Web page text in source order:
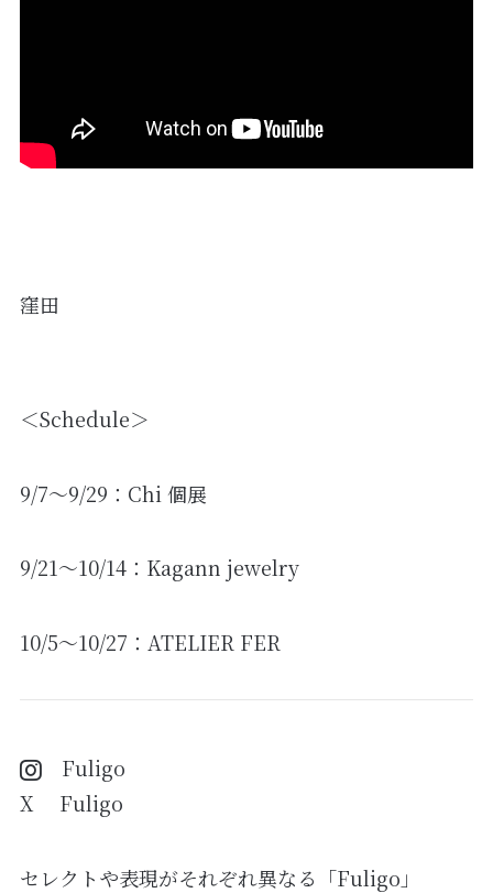
窪田
＜Schedule＞
9/7～9/29：Chi 個展
9/21～10/14：Kagann jewelry
10/5～10/27：ATELIER FER
Fuligo
X Fuligo
セレクトや表現がそれぞれ異なる「Fuligo」